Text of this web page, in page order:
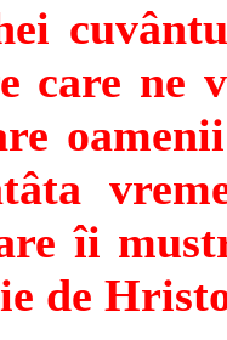
care ne
îi
de